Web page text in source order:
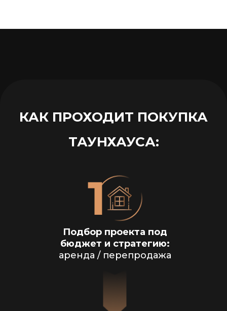
КАК ПРОХОДИТ ПОКУПКА
ТАУНХАУСА:
Подбор проекта под
бюджет и стратегию:
аренда / перепродажа